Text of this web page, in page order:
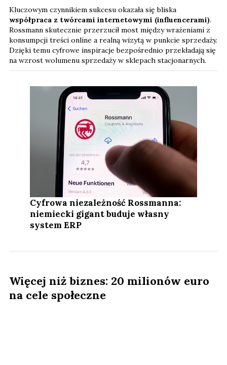
Kluczowym czynnikiem sukcesu okazała się bliska
współpraca z twórcami internetowymi (influencerami).
Rossmann skutecznie przerzucił most między wrażeniami z
konsumpcji treści online a realną wizytą w punkcie sprzedaży.
Dzięki temu cyfrowe inspiracje bezpośrednio przekładają się
na wzrost wolumenu sprzedaży w sklepach stacjonarnych.
Cyfrowa niezależność Rossmanna:
niemiecki gigant buduje własny
system ERP
Więcej niż biznes: 20 milionów euro
na cele społeczne